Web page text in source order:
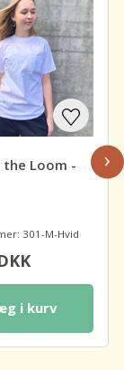
Loom -
301-M-Hvid
i kurv
›